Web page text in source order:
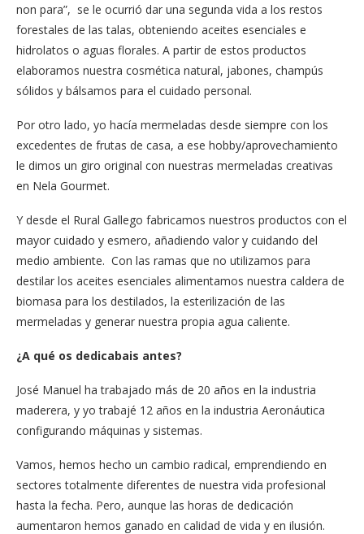
non para”, se le ocurrió dar una segunda vida a los restos
forestales de las talas, obteniendo aceites esenciales e
hidrolatos o aguas florales. A partir de estos productos
elaboramos nuestra cosmética natural, jabones, champús
sólidos y bálsamos para el cuidado personal.
Por otro lado, yo hacía mermeladas desde siempre con los
excedentes de frutas de casa, a ese hobby/aprovechamiento
le dimos un giro original con nuestras mermeladas creativas
en Nela Gourmet.
Y desde el Rural Gallego fabricamos nuestros productos con el
mayor cuidado y esmero, añadiendo valor y cuidando del
medio ambiente. Con las ramas que no utilizamos para
destilar los aceites esenciales alimentamos nuestra caldera de
biomasa para los destilados, la esterilización de las
mermeladas y generar nuestra propia agua caliente.
¿A qué os dedicabais antes?
José Manuel ha trabajado más de 20 años en la industria
maderera, y yo trabajé 12 años en la industria Aeronáutica
configurando máquinas y sistemas.
Vamos, hemos hecho un cambio radical, emprendiendo en
sectores totalmente diferentes de nuestra vida profesional
hasta la fecha. Pero, aunque las horas de dedicación
aumentaron hemos ganado en calidad de vida y en ilusión.